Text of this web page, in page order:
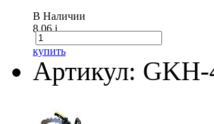
В Наличии
8.06i
купить
Артикул: GKH-